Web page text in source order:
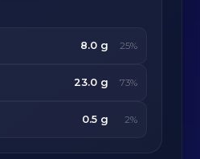
8.0 g 25%
23.0 g 73%
0.5 g 2%